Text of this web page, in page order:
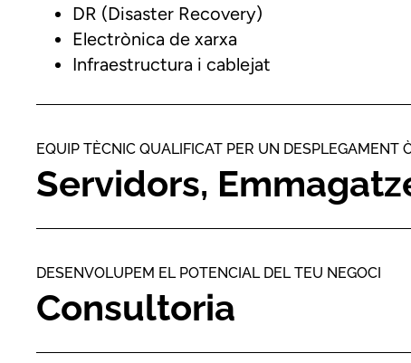
DR (Disaster Recovery)
Electrònica de xarxa
Infraestructura i cablejat
EQUIP TÈCNIC QUALIFICAT PER UN DESPLEGAMENT
Servidors,
DESENVOLUPEM EL POTENCIAL DEL TEU NEGOCI
Consultoria